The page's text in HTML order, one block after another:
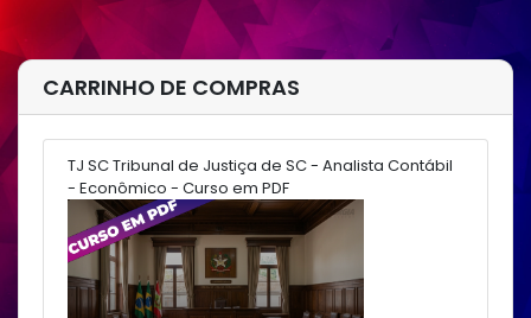
CARRINHO DE COMPRAS
TJ SC Tribunal de Justiça de SC - Analista Contábil
- Econômico - Curso em PDF